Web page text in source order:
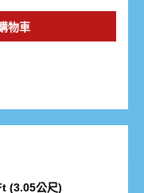
物車
(3.05公尺)